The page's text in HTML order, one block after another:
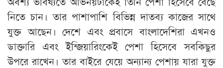
নিতে চান। তার পাশাপাশি বিভিন্ন দাতব্য কাজের সাথে
যুক্ত আছেন। দেশে এবং প্রবাসে বাংলাদেশিরা এখনও
ডাক্তারি এবং ইন্জিয়ারিংকেই পেশা হিসেবে সবকিছুর
উপরে রাখেন। তার বাইরে যেয়ে অন্যান্য পেশায় যারা যুক্ত